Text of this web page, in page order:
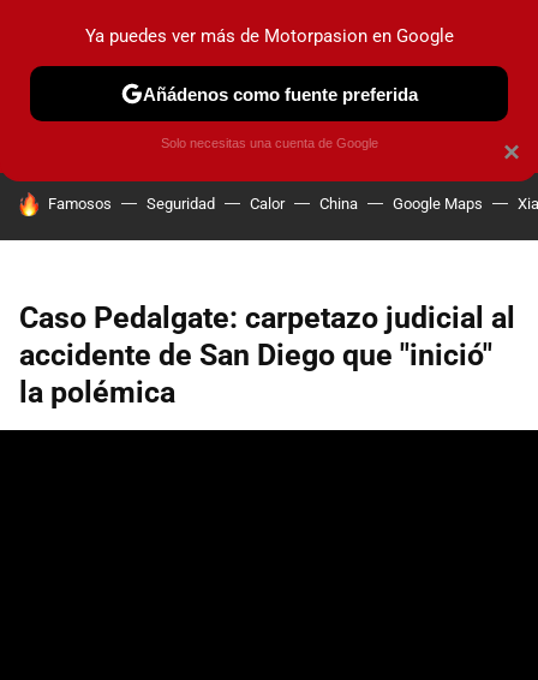
PRUEBAS COCHES ELÉCTRICOS OBSERVATORIO
HOY SE HABLA DE
Famosos Seguridad Calor China Google Maps
Caso Pedalgate: carpetazo judicial al
accidente de San Diego que "inició"
la polémica
×
Ya puedes ver más de Motorpasion en Google
Añádenos como fuente preferida
Solo necesitas una cuenta de Google